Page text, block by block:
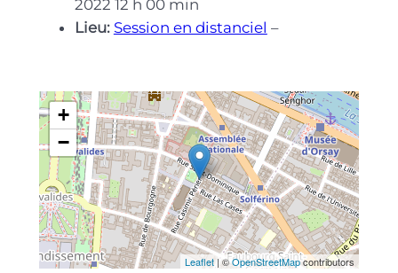
2022 12 h 00 min
Lieu: Session en distanciel –
+
−
Leaflet| ©OpenStreetMapcontributors